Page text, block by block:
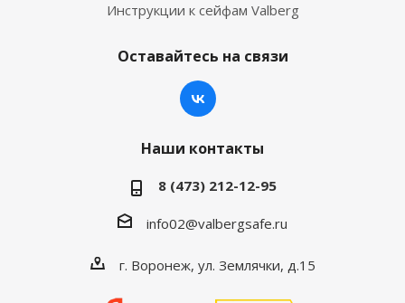
Инструкции к сейфам Valberg
Оставайтесь на связи
Наши контакты
8 (473) 212-12-95
info02@valbergsafe.ru
г. Воронеж, ул. Землячки, д.15